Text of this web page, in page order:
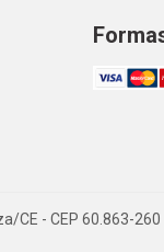
CE - CEP 60.863-